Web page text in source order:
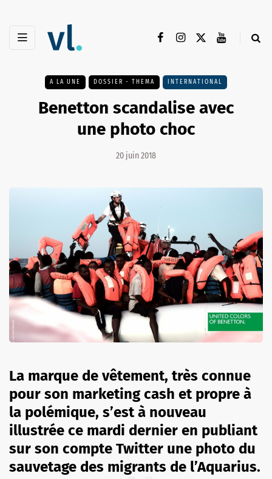
A LA UNE DOSSIER - THEMA INTERNATIONAL
Benetton scandalise avec
une photo choc
20 juin 2018
La marque de vêtement, très connue
pour son marketing cash et propre à
la polémique, s’est à nouveau
illustrée ce mardi dernier en publiant
sur son compte Twitter une photo du
sauvetage des migrants de l’Aquarius.